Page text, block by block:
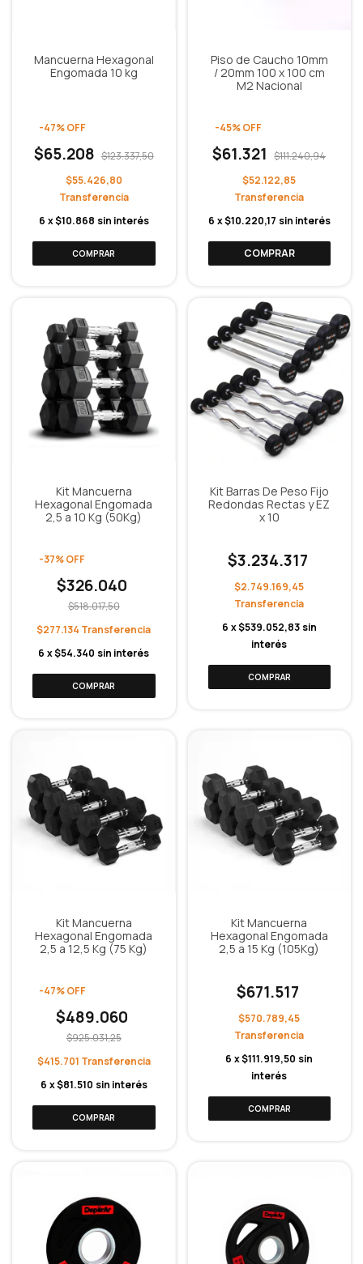
Mancuerna Hexagonal
Engomada 10 kg
-47%OFF
$65.208 $123.337,50
$55.426,80
6 x$10.868 sin interés
Piso de Caucho 10mm
/ 20mm 100 x 100 cm
M2 Nacional
-45%OFF
$61.321
$111.240,94
$52.122,85
6 x$10.220,17 sin interés
COMPRAR
Kit Mancuerna
Hexagonal Engomada
2,5 a 10 Kg (50Kg)
-37%OFF
$326.040
$518.017,50
$277.134
6 x$54.340 sin interés
Kit Barras De Peso Fijo
Redondas Rectas y EZ
x 10
$3.234.317
$2.749.169,45
6 x$539.052,83 sin
interés
Kit Mancuerna
Hexagonal Engomada
2,5 a 12,5 Kg (75 Kg)
-47%OFF
$489.060
$925.031,25
$415.701
6 x$81.510 sin interés
Kit Mancuerna
Hexagonal Engomada
2,5 a 15 Kg (105Kg)
$671.517
$570.789,45
6 x$111.919,50 sin
interés